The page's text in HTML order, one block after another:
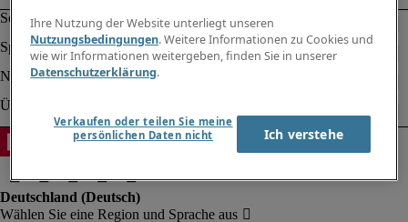
Ihre Nutzung der Website unterliegt unseren
Nutzungsbedingungen. Weitere Informationen zu Cookies und
wie wir Informationen weitergeben, finden Sie in unserer
Datenschutzerklärung.
Verkaufen oder teilen Sie meine
persönlichen Daten nicht
Ich verstehe